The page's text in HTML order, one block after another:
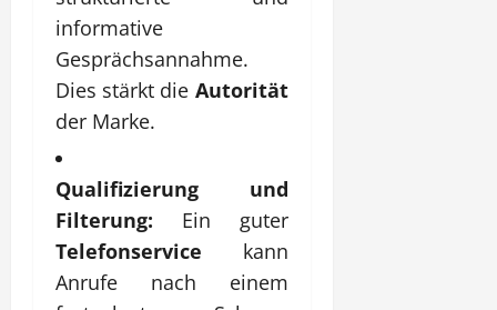
informative
Gesprächsannahme.
Dies stärkt die Autorität
der Marke.
Qualifizierung und
Filterung: Ein guter
Telefonservice kann
Anrufe nach einem